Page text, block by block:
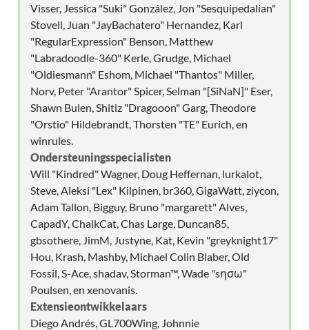
Visser, Jessica "Suki" González, Jon "Sesquipedalian"
Stovell, Juan "JayBachatero" Hernandez, Karl
"RegularExpression" Benson, Matthew
"Labradoodle-360" Kerle, Grudge, Michael
"Oldiesmann" Eshom, Michael "Thantos" Miller,
Norv, Peter "Arantor" Spicer, Selman "[SiNaN]" Eser,
Shawn Bulen, Shitiz "Dragooon" Garg, Theodore
"Orstio" Hildebrandt, Thorsten "TE" Eurich, en
winrules.
Ondersteuningsspecialisten
Will "Kindred" Wagner, Doug Heffernan, lurkalot,
Steve, Aleksi "Lex" Kilpinen, br360, GigaWatt, ziycon,
Adam Tallon, Bigguy, Bruno "margarett" Alves,
CapadY, ChalkCat, Chas Large, Duncan85,
gbsothere, JimM, Justyne, Kat, Kevin "greyknight17"
Hou, Krash, Mashby, Michael Colin Blaber, Old
Fossil, S-Ace, shadav, Storman™, Wade "sησω"
Poulsen, en xenovanis.
Extensieontwikkelaars
Diego Andrés, GL700Wing, Johnnie